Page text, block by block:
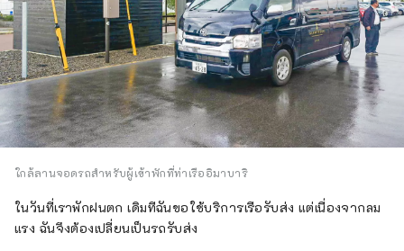
ใกล้ลานจอดรถสำหรับผู้เข้าพักที่ท่าเรืออิมาบาริ
ในวันที่เราพักฝนตก เดิมทีฉันขอใช้บริการเรือรับส่ง แต่เนื่องจากลม
แรง ฉันจึงต้องเปลี่ยนเป็นรถรับส่ง